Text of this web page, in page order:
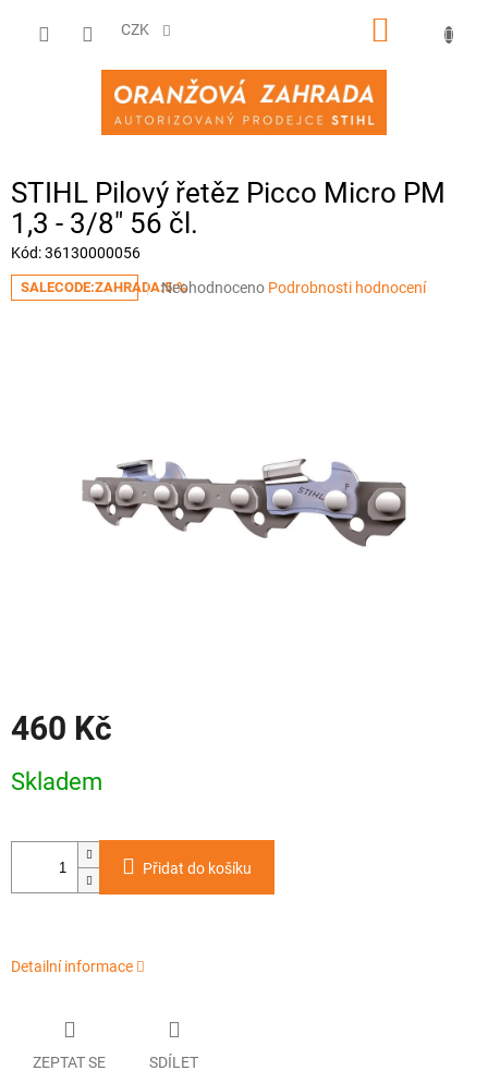
CZK
NÁKUPNÍ
STIHL Pilový řetěz Picco Micro PM
1,3 - 3/8" 56 čl.
Kód:36130000056
SALECODE:ZAHRADA:5:%Průměrné
Neohodnoceno Podrobnosti hodnocení
460 Kč
cena:
Skladem
Přidat do košíku
Detailní informace
ZEPTAT SE SDÍLET